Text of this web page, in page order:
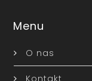
Menu
O nas
Kontakt